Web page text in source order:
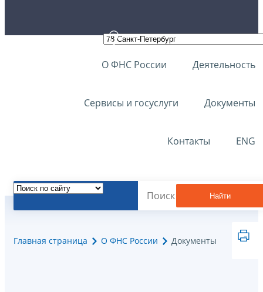
О ФНС России Деятельность
Сервисы и госуслуги Документы
Контакты ENG
Найти
Главная страница О ФНС России Документы